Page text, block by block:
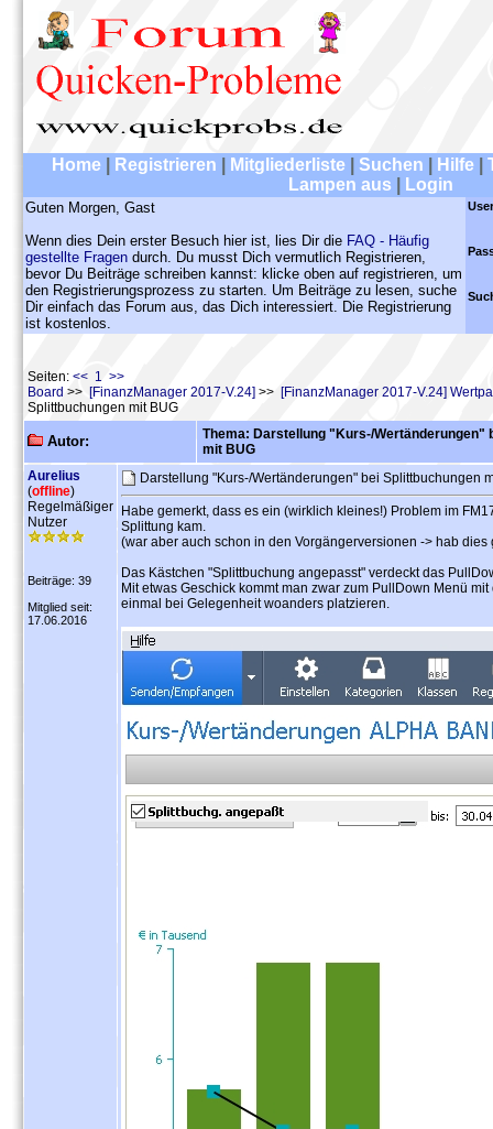
Home Registrieren Mitgliederliste Suchen Hilfe
Lampen aus
Login
Guten Morgen, Gast
Wenn dies Dein erster Besuch hier ist, lies Dir die FAQ - Häufig
gestellte Fragen durch. Du musst Dich vermutlich Registrieren,
bevor Du Beiträge schreiben kannst: klicke oben auf registrieren, um
den Registrierungsprozess zu starten. Um Beiträge zu lesen, suche
Dir einfach das Forum aus, das Dich interessiert. Die Registrierung
ist kostenlos.
Seiten: << 1 >>
Board >> [FinanzManager 2017-V.24] >> [FinanzManager 2017-V.24]
Splittbuchungen mit BUG
Autor:
Thema: Darstellung "Kurs-/Wertänderungen"
mit BUG
Aurelius
(offline)
Regelmäßiger
Nutzer
Beiträge: 39
Mitglied seit:
17.06.2016
Darstellung "Kurs-/Wertänderungen" bei Splittbuchungen
Habe gemerkt, dass es ein (wirklich kleines!) Problem im
Splittung kam.
(war aber auch schon in den Vorgängerversionen -> hab
Das Kästchen "Splittbuchung angepasst" verdeckt das
Mit etwas Geschick kommt man zwar zum PullDown Menü
einmal bei Gelegenheit woanders platzieren.